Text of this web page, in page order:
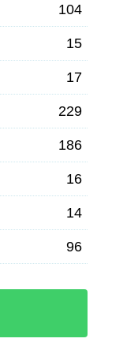
104
15
17
229
186
16
14
96